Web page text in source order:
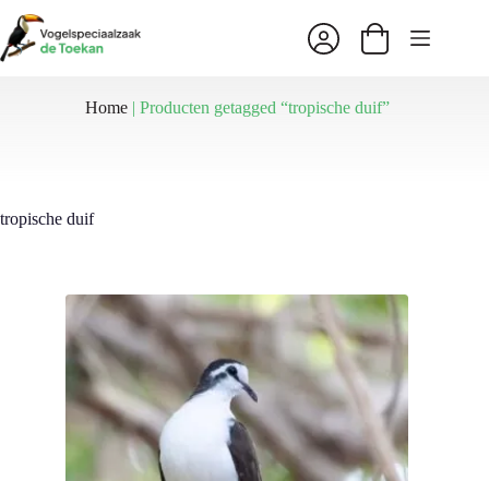
naar
de
inhoud
Winkelwagen
Home |Producten getagged “tropische duif”
tropische duif